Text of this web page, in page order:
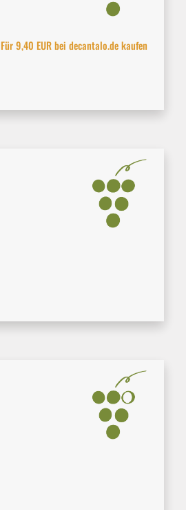
Für 9,40 EUR bei decantalo.de kaufen